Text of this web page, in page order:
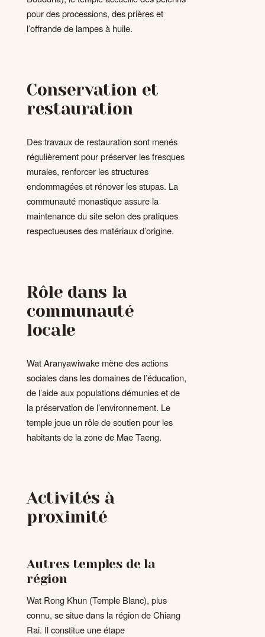
pour des processions, des prières et
l’offrande de lampes à huile.
Conservation et
restauration
Des travaux de restauration sont menés
régulièrement pour préserver les fresques
murales, renforcer les structures
endommagées et rénover les stupas. La
communauté monastique assure la
maintenance du site selon des pratiques
respectueuses des matériaux d’origine.
Rôle dans la
communauté
locale
Wat Aranyawiwake mène des actions
sociales dans les domaines de l’éducation,
de l’aide aux populations démunies et de
la préservation de l’environnement. Le
temple joue un rôle de soutien pour les
habitants de la zone de Mae Taeng.
Activités à
proximité
Autres temples de la
région
Wat Rong Khun (Temple Blanc), plus
connu, se situe dans la région de Chiang
Rai. Il constitue une étape